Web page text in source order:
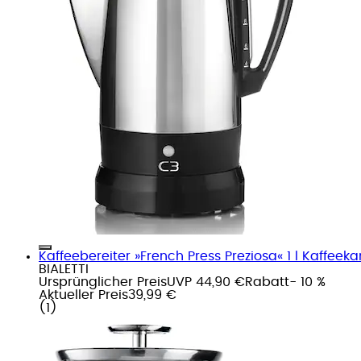
Kaffeebereiter »French Press Preziosa« 1 l
BIALETTI
Ursprünglicher PreisUVP 44,90 €Rabatt- 10 %
Aktueller Preis39,99 €
( 1 )